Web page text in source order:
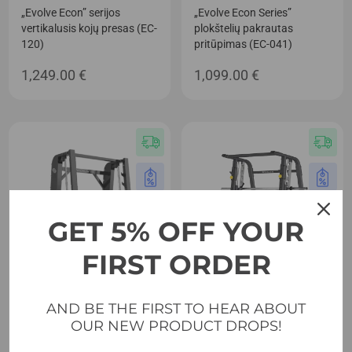
„Evolve Econ” serijos
vertikalusis kojų presas (EC-
120)
1,249.00 €
„Evolve Econ Series”
plokštelių pakrautas
pritūpimas (EC-041)
1,099.00 €
Pagrindinis puslapis Pagrindinis puslapis
GET 5% OFF YOUR
FIRST ORDER
AND BE THE FIRST TO HEAR ABOUT
OUR NEW PRODUCT DROPS!